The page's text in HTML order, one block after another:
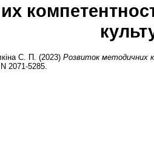
С. П. (2023) Розвиток методичних
2071-5285.